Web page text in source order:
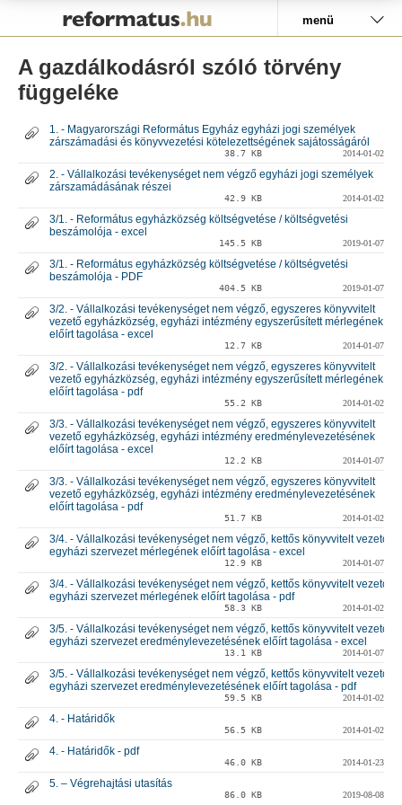
menü
A gazdálkodásról szóló törvény
függeléke
1. - Magyarországi Református Egyház egyházi jogi személyek
zárszámadási és könyvvezetési kötelezettségének sajátosságáról
38.7 KB 2014-01-02
2. - Vállalkozási tevékenységet nem végző egyházi jogi személyek
zárszamádásának részei
42.9 KB 2014-01-02
3/1. - Református egyházközség költségvetése / költségvetési
beszámolója - excel
145.5 KB 2019-01-07
3/1. - Református egyházközség költségvetése / költségvetési
beszámolója - PDF
404.5 KB 2019-01-07
3/2. - Vállalkozási tevékenységet nem végző, egyszeres könyvvitelt
vezető egyházközség, egyházi intézmény egyszerűsített mérlegének
előírt tagolása - excel
12.7 KB 2014-01-07
3/2. - Vállalkozási tevékenységet nem végző, egyszeres könyvvitelt
vezető egyházközség, egyházi intézmény egyszerűsített mérlegének
előírt tagolása - pdf
55.2 KB 2014-01-02
3/3. - Vállalkozási tevékenységet nem végző, egyszeres könyvvitelt
vezető egyházközség, egyházi intézmény eredménylevezetésének
előírt tagolása - excel
12.2 KB 2014-01-07
3/3. - Vállalkozási tevékenységet nem végző, egyszeres könyvvitelt
vezető egyházközség, egyházi intézmény eredménylevezetésének
előírt tagolása - pdf
51.7 KB 2014-01-02
3/4. - Vállalkozási tevékenységet nem végző, kettős könyvvitelt vezető
egyházi szervezet mérlegének előírt tagolása - excel
12.9 KB 2014-01-07
3/4. - Vállalkozási tevékenységet nem végző, kettős könyvvitelt vezető
egyházi szervezet mérlegének előírt tagolása - pdf
58.3 KB 2014-01-02
3/5. - Vállalkozási tevékenységet nem végző, kettős könyvvitelt vezető
egyházi szervezet eredménylevezetésének előírt tagolása - excel
13.1 KB 2014-01-07
3/5. - Vállalkozási tevékenységet nem végző, kettős könyvvitelt vezető
egyházi szervezet eredménylevezetésének előírt tagolása - pdf
59.5 KB 2014-01-02
4. - Határidők
56.5 KB 2014-01-02
4. - Határidők - pdf
46.0 KB 2014-01-23
5. – Végrehajtási utasítás
86.0 KB 2019-08-08